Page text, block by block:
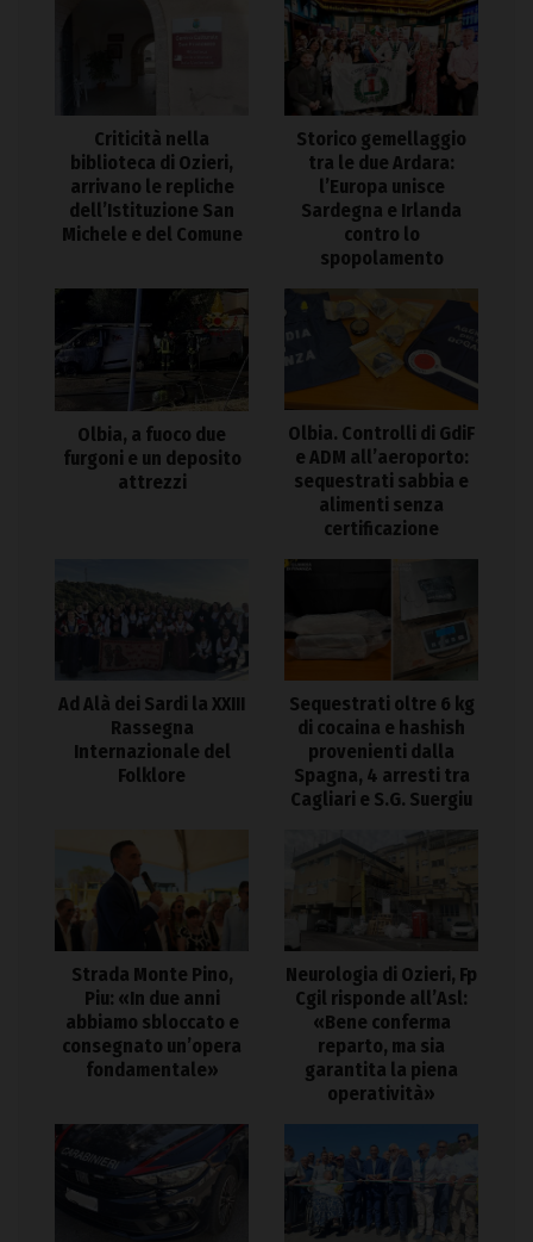
Criticità nella
biblioteca di Ozieri,
arrivano le repliche
dell’Istituzione San
Michele e del Comune
Storico gemellaggio
tra le due Ardara:
l’Europa unisce
Sardegna e Irlanda
contro lo
spopolamento
Olbia, a fuoco due
furgoni e un deposito
attrezzi
Olbia. Controlli di GdiF
e ADM all’aeroporto:
sequestrati sabbia e
alimenti senza
certificazione
Ad Alà dei Sardi la XXIII
Rassegna
Internazionale del
Folklore
Sequestrati oltre 6 kg
di cocaina e hashish
provenienti dalla
Spagna, 4 arresti tra
Cagliari e S.G. Suergiu
Strada Monte Pino,
Piu: «In due anni
abbiamo sbloccato e
consegnato un’opera
fondamentale»
Neurologia di Ozieri, Fp
Cgil risponde all’Asl:
«Bene conferma
reparto, ma sia
garantita la piena
operatività»